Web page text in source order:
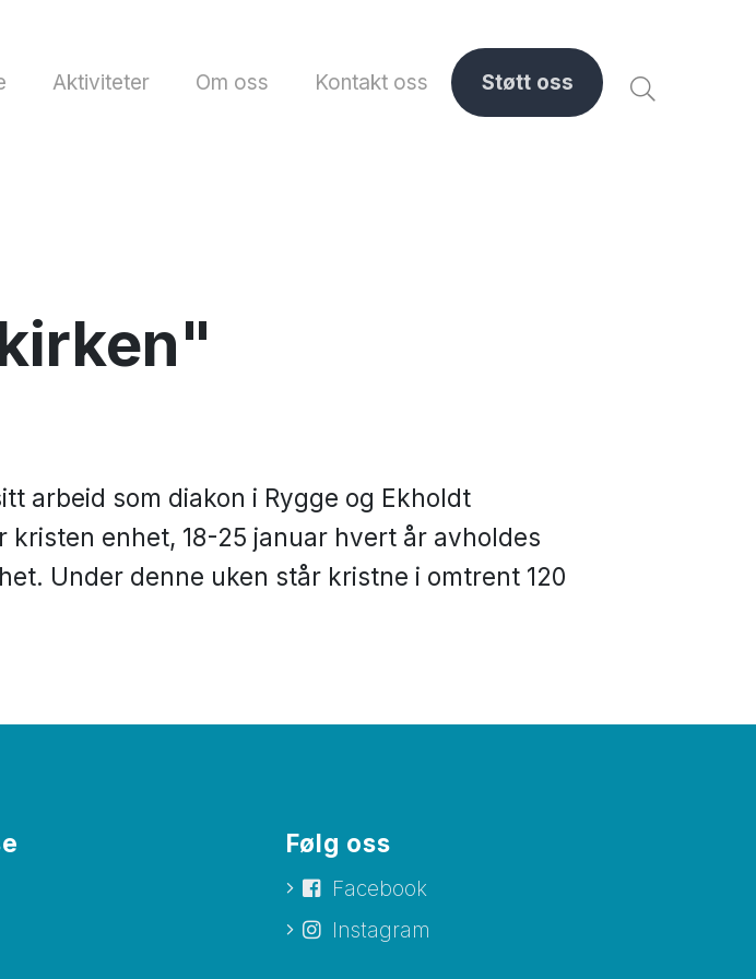
Aktiviteter Om oss Kontakt oss Støtt oss
arbeid som diakon i Rygge og Ekholdt
kristen enhet, 18-25 januar hvert år avholdes
Under denne uken står kristne i omtrent 120
Følg oss
Facebook
Instagram